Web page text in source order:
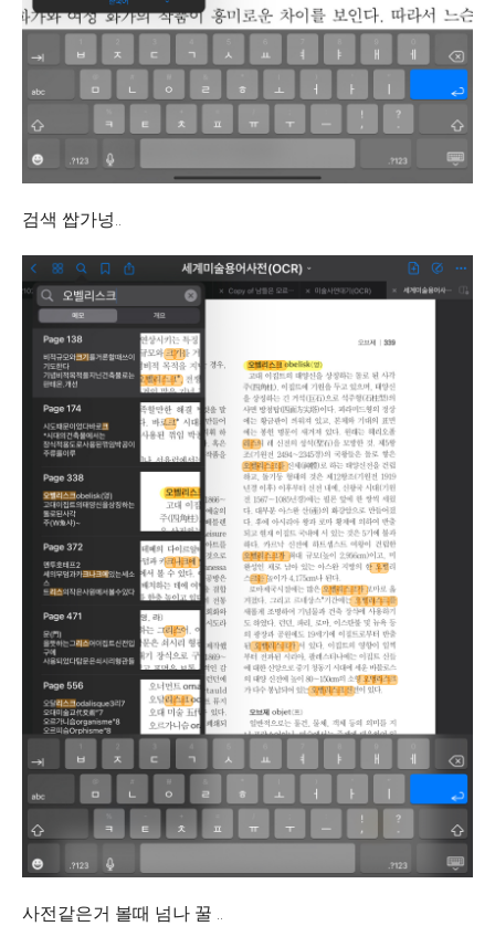
검색 쌉가넝..
사전같은거 볼때 넘나 꿀 ..